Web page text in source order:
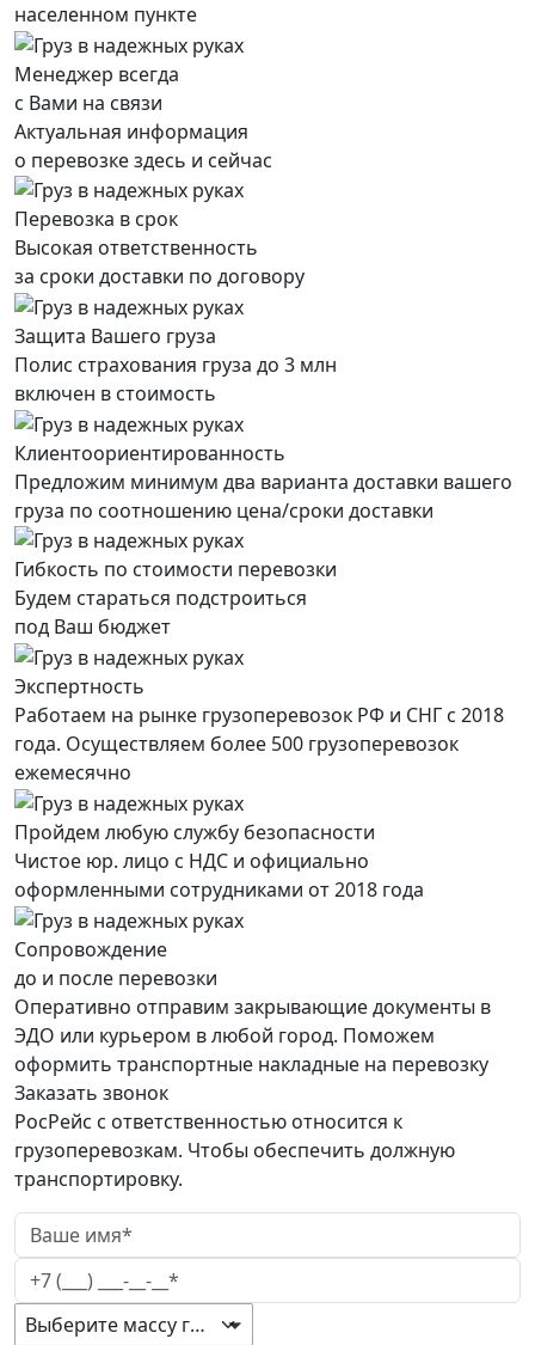
населенном пункте
Менеджер всегда
с Вами на связи
Актуальная информация
о перевозке здесь и сейчас
Перевозка в срок
Высокая ответственность
за сроки доставки по договору
Защита Вашего груза
Полис страхования груза до 3 млн
включен в стоимость
Клиентоориентированность
Предложим минимум два варианта доставки вашего
груза по соотношению цена/сроки доставки
Гибкость по стоимости перевозки
Будем стараться подстроиться
под Ваш бюджет
Экспертность
Работаем на рынке грузоперевозок РФ и СНГ с 2018
года. Осуществляем более 500 грузоперевозок
ежемесячно
Пройдем любую службу безопасности
Чистое юр. лицо с НДС и официально
оформленными сотрудниками от 2018 года
Сопровождение
до и после перевозки
Оперативно отправим закрывающие документы в
ЭДО или курьером в любой город. Поможем
оформить транспортные накладные на перевозку
Заказать звонок
РосРейс с ответственностью относится к
грузоперевозкам. Чтобы обеспечить должную
транспортировку.
Выберите массу груза